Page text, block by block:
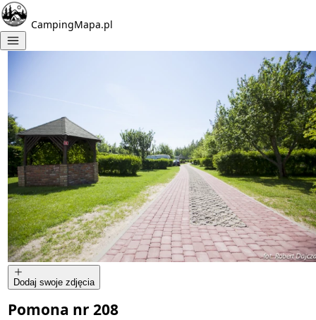
CampingMapa.pl
Dodaj swoje zdjęcia
Pomona nr 208